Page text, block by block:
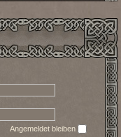
Angemeldet bleiben